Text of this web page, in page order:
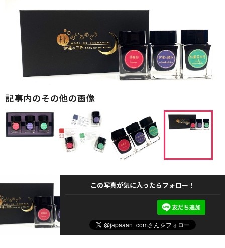
記事内のその他の画像
この写真が気に入ったらフォロー！